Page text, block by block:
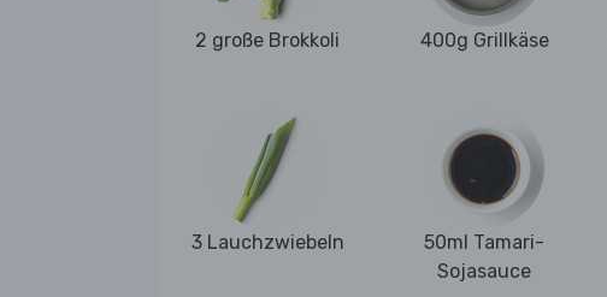
2 große Brokkoli 400g Grillkäse
3 Lauchzwiebeln
50ml Tamari-
Sojasauce